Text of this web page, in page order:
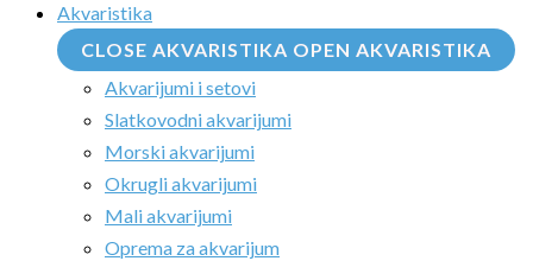
Akvaristika
CLOSE AKVARISTIKA OPEN AKVARISTIKA
Akvarijumi i setovi
Slatkovodni akvarijumi
Morski akvarijumi
Okrugli akvarijumi
Mali akvarijumi
Oprema za akvarijum